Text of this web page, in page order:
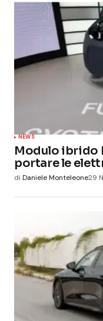
NEWS
Modulo ibrido
portare le
di Daniele Monteleone29